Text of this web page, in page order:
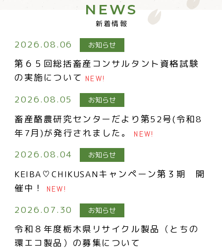
NEWS
新着情報
2026.08.06 お知らせ
第６５回総括畜産コンサルタント資格試験
の実施について NEW!
2026.08.05 お知らせ
畜産酪農研究センターだより第52号(令和8
年7月)が発行されました。
NEW!
2026.08.04 お知らせ
KEIBA♡CHIKUSANキャンペーン第３期 開
催中！
NEW!
2026.07.30 お知らせ
令和８年度栃木県リサイクル製品（とちの
環エコ製品）の募集について